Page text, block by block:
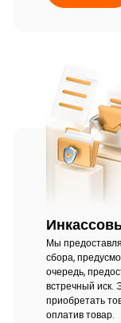
Мы
сбора,
очередь,
встречный иск.
приобретать
оплатив товар.